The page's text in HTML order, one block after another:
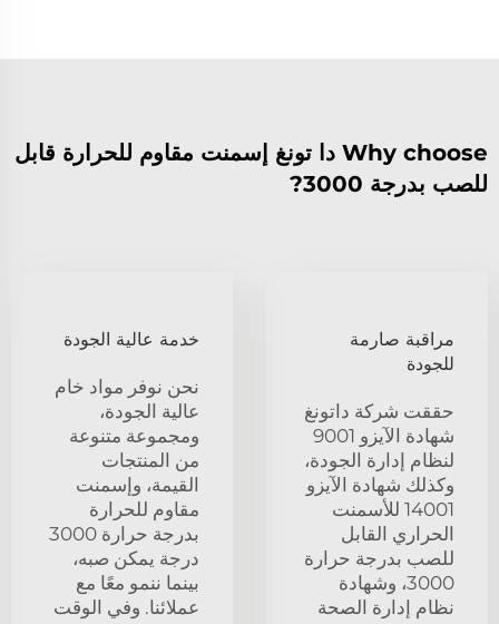
Why choose دا تونغ إسمنت مقاوم للحرارة قابل
للصب بدرجة 3000?
مراقبة صارمة
للجودة
حققت شركة داتونغ
شهادة الآيزو 9001
لنظام إدارة الجودة،
وكذلك شهادة الآيزو
14001 للأسمنت
الحراري القابل
للصب بدرجة حرارة
3000، وشهادة
نظام إدارة الصحة
خدمة عالية الجودة
نحن نوفر مواد خام
عالية الجودة،
ومجموعة متنوعة
من المنتجات
القيمة، وإسمنت
مقاوم للحرارة
بدرجة حرارة 3000
درجة يمكن صبه،
بينما ننمو معًا مع
عملائنا. وفي الوقت